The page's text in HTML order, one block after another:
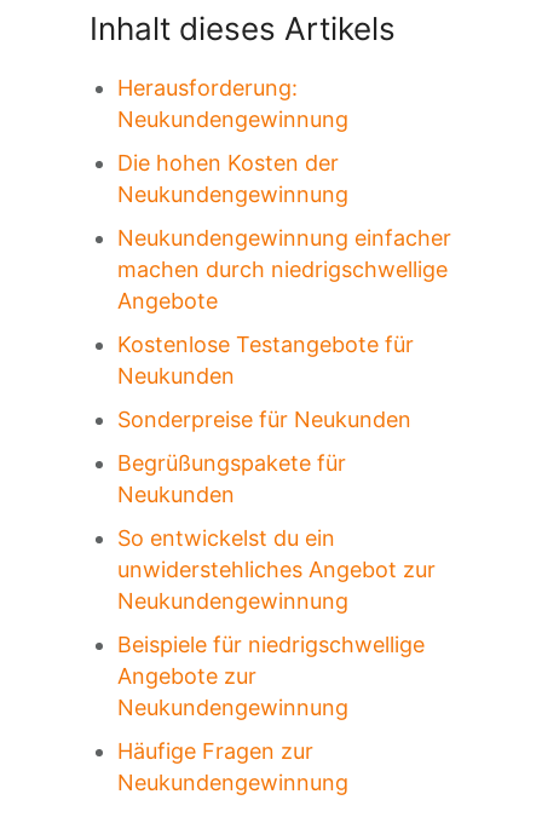
Inhalt dieses Artikels
Herausforderung:
Neukundengewinnung
Die hohen Kosten der
Neukundengewinnung
Neukundengewinnung einfacher
machen durch niedrigschwellige
Angebote
Kostenlose Testangebote für
Neukunden
Sonderpreise für Neukunden
Begrüßungspakete für
Neukunden
So entwickelst du ein
unwiderstehliches Angebot zur
Neukundengewinnung
Beispiele für niedrigschwellige
Angebote zur
Neukundengewinnung
Häufige Fragen zur
Neukundengewinnung